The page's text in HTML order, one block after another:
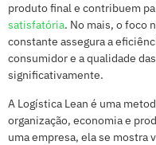
produto final e contribuem
satisfatória. No mais, o foco
constante assegura a
consumidor e a qualidade
significativamente.
A Logística Lean é uma
organização, economia e
uma empresa, ela se mostra